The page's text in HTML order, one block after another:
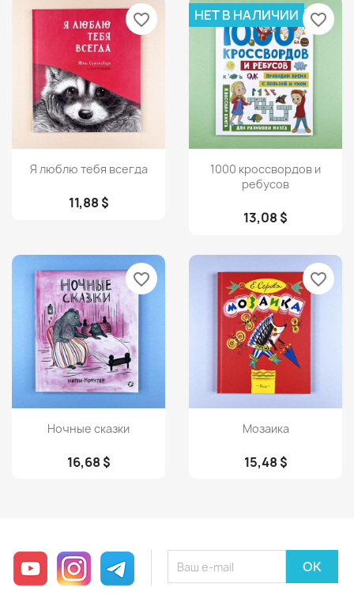
Просмотр
Я люблю тебя всегда
11,88 $
favorite_border
Просмотр
1000 кроссвордов и
ребусов
13,08 $
НЕТ В НАЛИЧИИ favorite_border
Просмотр
Ночные сказки
16,68 $
favorite_border
Просмотр
Мозаика
15,48 $
favorite_border
YouTube InstagramTelegram